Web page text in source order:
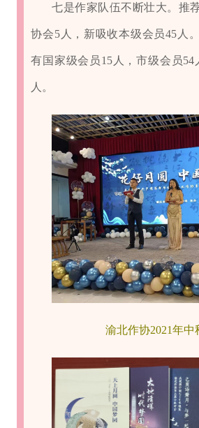
七是作家队伍不断壮大。推
协会5人，新吸收本级会员45人
有国家级会员15人，市级会员54
人。
渝北作协2021年中